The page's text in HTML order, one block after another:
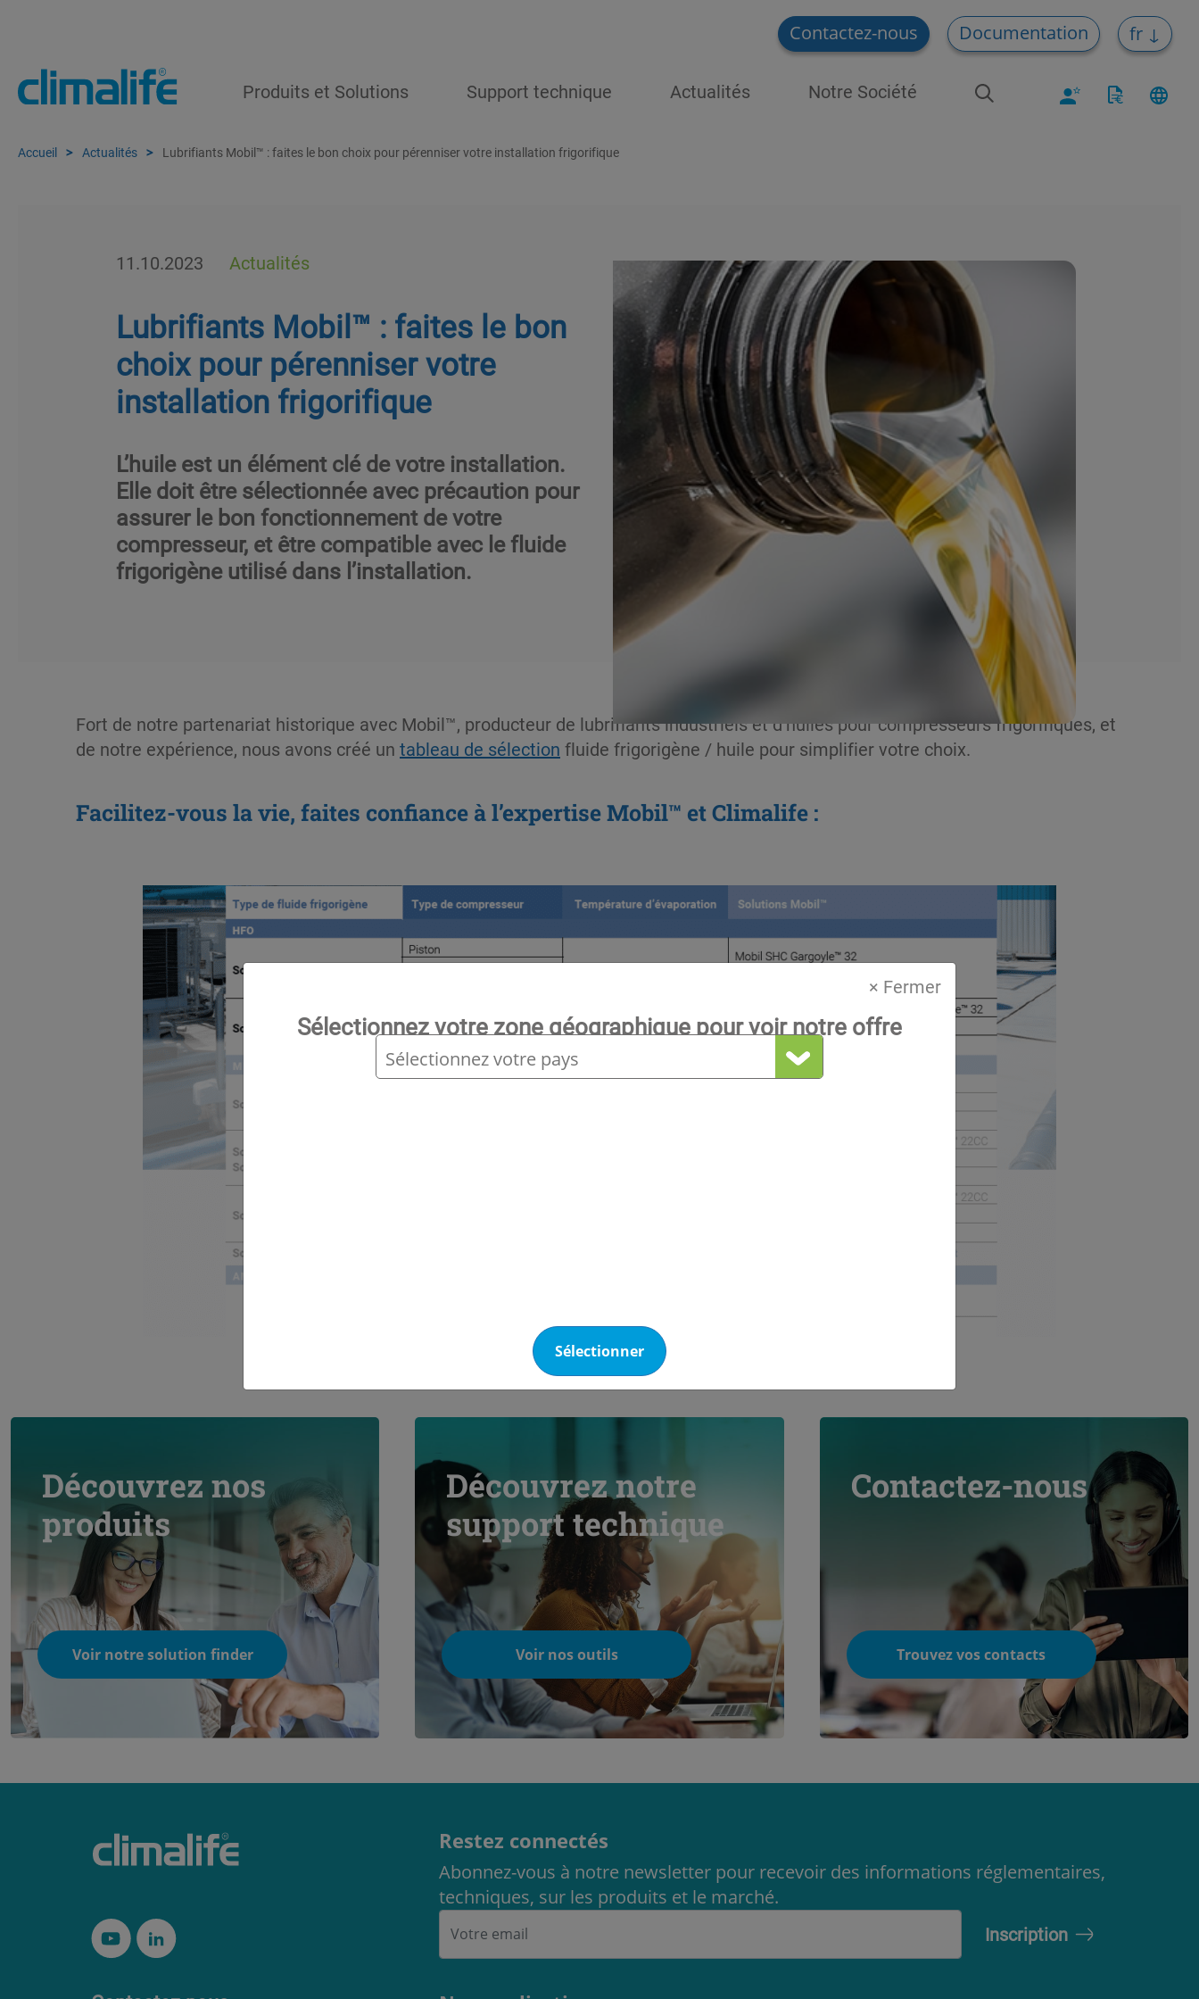
Contactez-nous Documentation fr
Produits et Solutions Support technique Actualités Notre Société
Accueil Actualités Lubrifiants Mobil™ : faites le bon choix pour pérenniser votre installation frigorifique
× Fermer
Sélectionnez votre zone géographique pour voir notre offre
locale
Sélectionner
11.10.2023 Actualités
Lubrifiants Mobil™ : faites le bon
choix pour pérenniser votre
installation frigorifique
L’huile est un élément clé de votre installation.
Elle doit être sélectionnée avec précaution pour
assurer le bon fonctionnement de votre
compresseur, et être compatible avec le fluide
frigorigène utilisé dans l’installation.
Fort de notre partenariat historique avec Mobil™, producteur de lubrifiants industriels et d’huiles pour compresseurs frigorifiques, et
de notre expérience, nous avons créé un tableau de sélection fluide frigorigène / huile pour simplifier votre choix.
Facilitez-vous la vie, faites confiance à l’expertise Mobil™ et Climalife :
Découvrez nos
produits
Voir notre solution finder
Découvrez notre
support technique
Voir nos outils
Contactez-nous
Trouvez vos contacts
Restez connectés
Abonnez-vous à notre newsletter pour recevoir des informations réglementaires,
techniques, sur les produits et le marché.